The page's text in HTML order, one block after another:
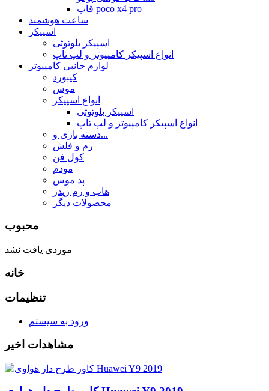
قاب poco x4 pro
ساعت هوشمند
اسپیکر
اسپیکر بلوتوثی
انواع اسپیکر کامپیوتر و لپ تاپ
لوازم جانبی کامپیوتر
کیبورد
موس
انواع اسپیکر
اسپیکر بلوتوثی
انواع اسپیکر کامپیوتر و لپ تاپ
دسته بازی و...
رم و فلش
کول فن
مودم
پد موس
هاب و رم ریدر
محصولات دیگر
محبوب
موردی یافت نشد
خانه
تنظیمات
ورود به سیستم
مشاهدات اخیر